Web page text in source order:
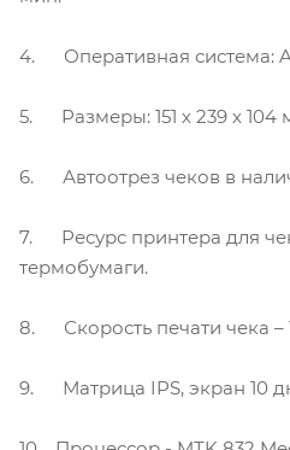
4. Оперативная система:
5. Размеры: 151 х 239 х 104
6. Автоотрез чеков в
7. Ресурс принтера для
термобумаги.
8. Скорость печати чека –
9. Матрица IPS, экран 10